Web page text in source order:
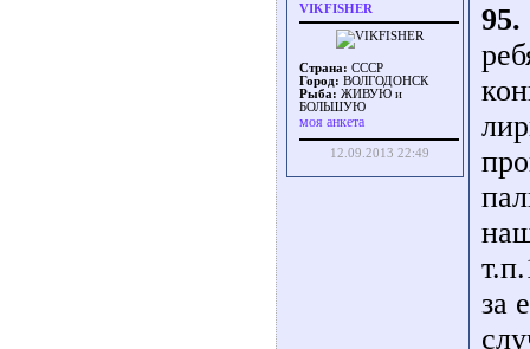
VIKFISHER
Страна: СССР
Город: ВОЛГОДОНСК
Рыба: ЖИВУЮ и
БОЛЬШУЮ
моя анкета
12.09.2013 22:49
95.
за